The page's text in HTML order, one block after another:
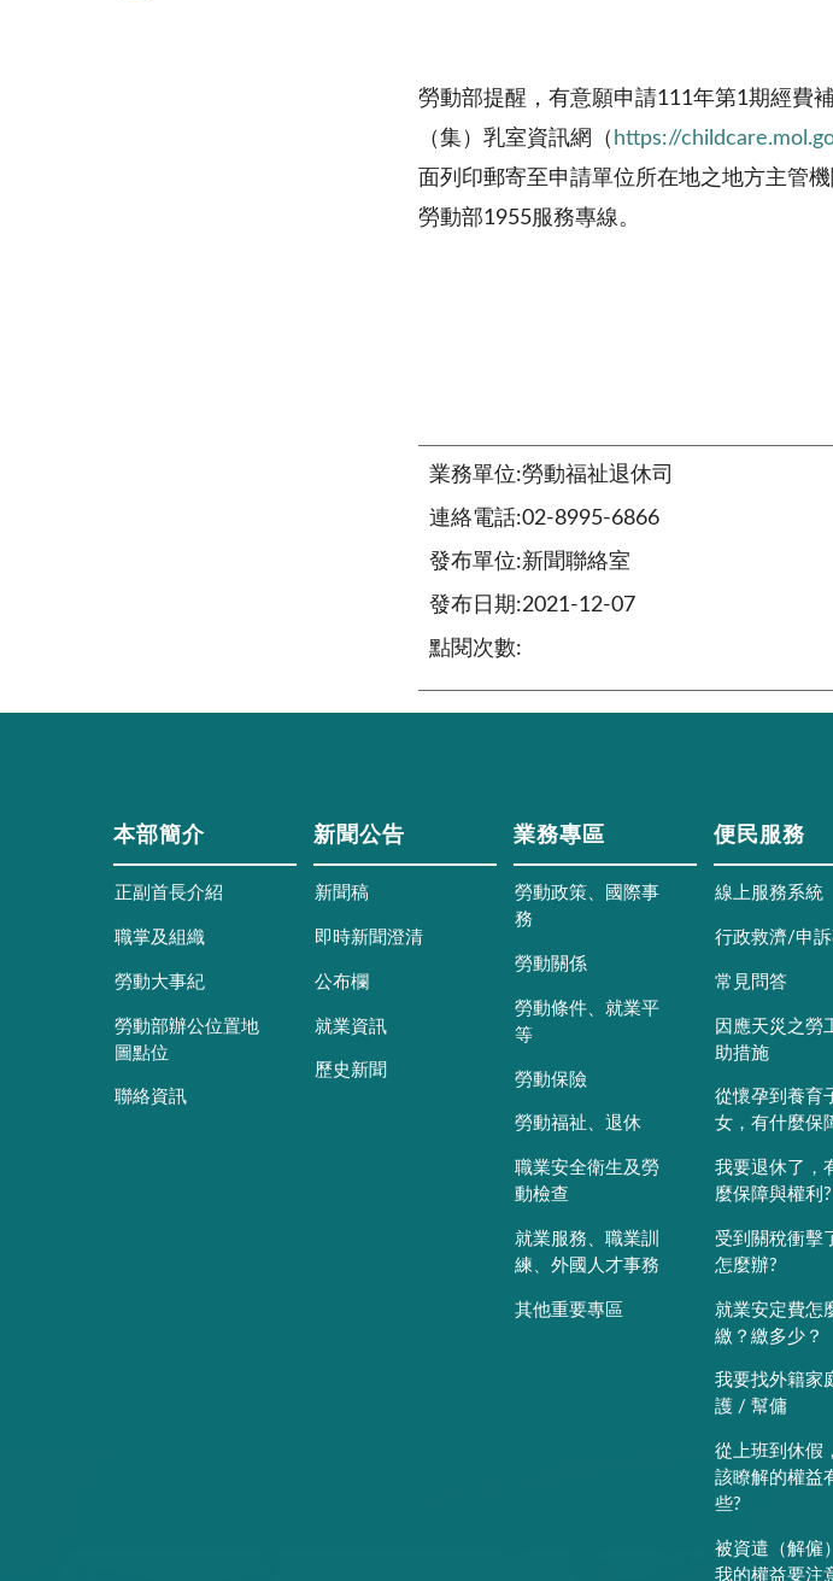
勞動部提醒，有意願申請111年第1期經費
（集）乳室資訊網（ https://
面列印郵寄至申請單位所在地之地方主管
勞動部1955服務專線。
業務單位:勞動福祉退休司
連絡電話:02-8995-6866
發布單位:新聞聯絡室
發布日期:2021-12-07
點閱次數:
本部簡介
正副首長介紹
職掌及組織
勞動大事紀
勞動部辦公位置地
圖點位
聯絡資訊
新聞公告
新聞稿
即時新聞澄清
公布欄
就業資訊
歷史新聞
業務專區
勞動政策、國際事
務
勞動關係
勞動條件、就業平
等
勞動保險
勞動福祉、退休
職業安全衛生及勞
動檢查
就業服務、職業訓
練、外國人才事務
其他重要專區
便民服務
線上服務系統
行政救濟/申
常見問答
因應天災之勞
助措施
從懷孕到養育
女，有什麼保
我要退休了，
麼保障與權利?
受到關稅衝擊
怎麼辦?
就業安定費怎
繳？繳多少？
我要找外籍家
護 / 幫傭
從上班到休假
該瞭解的權益
些?
被資遣（解僱
我的權益要注